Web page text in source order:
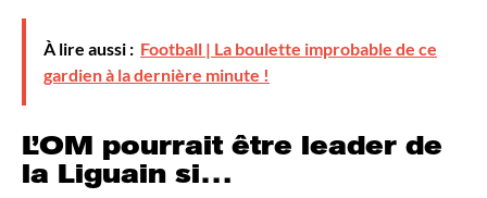
À lire aussi : Football | La boulette improbable de ce
gardien à la dernière minute !
L’OM pourrait être leader de
la Liguain si…